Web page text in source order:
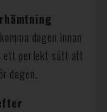
dagen innan
ett perfekt sätt att
dagen.